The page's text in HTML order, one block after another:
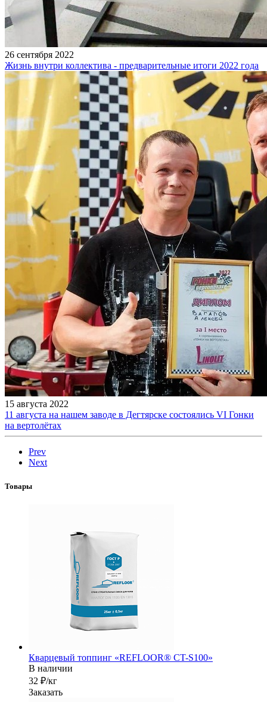
26 сентября 2022
Жизнь внутри коллектива - предварительные итоги 2022 года
15 августа 2022
11 августа на нашем заводе в Дегтярске состоялись VI Гонки
на вертолётах
Prev
Next
Товары
Кварцевый топпинг «REFLOOR® CT-S100»
В наличии
32 ₽/кг
Заказать